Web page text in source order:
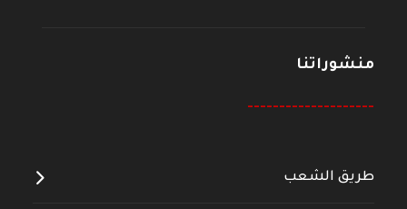
منشوراتنا
--------------------
طريق الشعب